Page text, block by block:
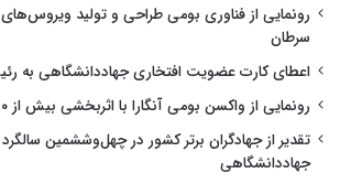
رونمایی از فناوری بومی طراحی و تولید
سرطان
اعطای کارت عضویت افتخاری جهاددانشگاهی به
رونمایی از واکسن بومی آنگارا با اثربخشی بیش از ۹۰ درصد
تقدیر از جهادگران برتر کشور در چهل‌وششمین
جهاددانشگاهی